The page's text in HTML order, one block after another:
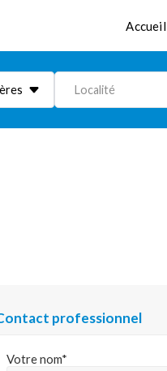
Accueil
Localité
professionnel
Votre nom*